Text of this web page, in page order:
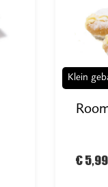
Klein
€ 5,99